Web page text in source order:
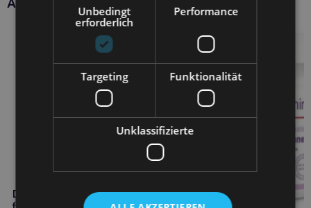
DOLFOS AmylaDol 90 Tabletten
Unbedingt
erforderlich
Performance
Targeting Funktionalität
Unklassifizierte